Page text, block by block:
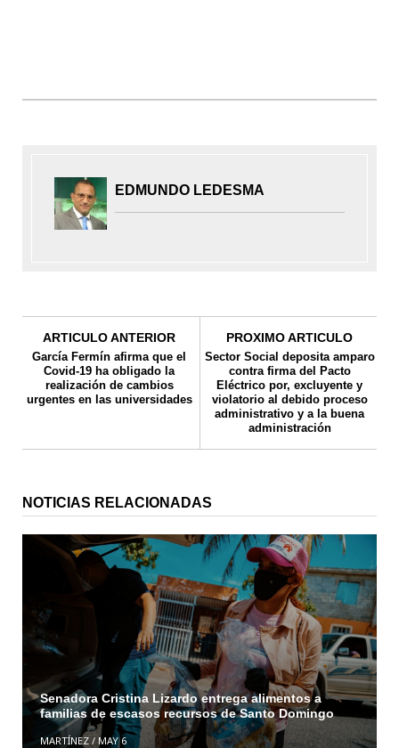
EDMUNDO LEDESMA
ARTICULO ANTERIOR
García Fermín afirma que el
Covid-19 ha obligado la
realización de cambios
urgentes en las universidades
PROXIMO ARTICULO
Sector Social deposita amparo
contra firma del Pacto
Eléctrico por, excluyente y
violatorio al debido proceso
administrativo y a la buena
administración
NOTICIAS RELACIONADAS
Senadora Cristina Lizardo entrega alimentos a
familias de escasos recursos de Santo Domingo
MARTÍNEZ/MAY 6